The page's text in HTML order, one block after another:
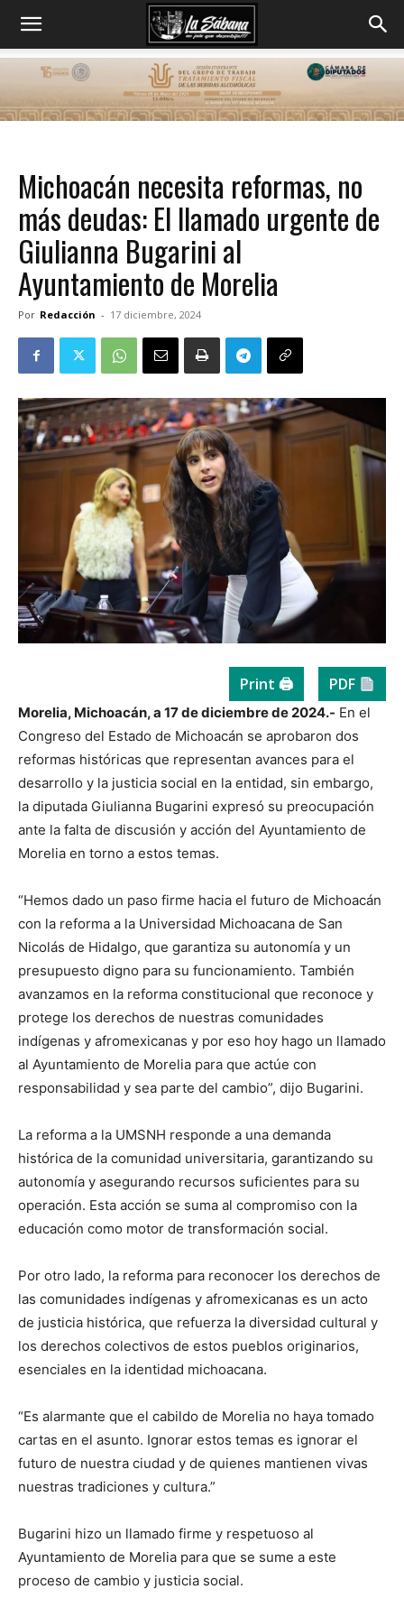
Michoacán necesita reformas, no
más deudas: El llamado urgente de
Giulianna Bugarini al
Ayuntamiento de Morelia
Por Redacción - 17 diciembre, 2024
Print 🖨 PDF
Morelia, Michoacán, a 17 de diciembre de 2024.- En el
Congreso del Estado de Michoacán se aprobaron dos
reformas históricas que representan avances para el
desarrollo y la justicia social en la entidad, sin embargo,
la diputada Giulianna Bugarini expresó su preocupación
ante la falta de discusión y acción del Ayuntamiento de
Morelia en torno a estos temas.
“Hemos dado un paso firme hacia el futuro de Michoacán
con la reforma a la Universidad Michoacana de San
Nicolás de Hidalgo, que garantiza su autonomía y un
presupuesto digno para su funcionamiento. También
avanzamos en la reforma constitucional que reconoce y
protege los derechos de nuestras comunidades
indígenas y afromexicanas y por eso hoy hago un llamado
al Ayuntamiento de Morelia para que actúe con
responsabilidad y sea parte del cambio”, dijo Bugarini.
La reforma a la UMSNH responde a una demanda
histórica de la comunidad universitaria, garantizando su
autonomía y asegurando recursos suficientes para su
operación. Esta acción se suma al compromiso con la
educación como motor de transformación social.
Por otro lado, la reforma para reconocer los derechos de
las comunidades indígenas y afromexicanas es un acto
de justicia histórica, que refuerza la diversidad cultural y
los derechos colectivos de estos pueblos originarios,
esenciales en la identidad michoacana.
“Es alarmante que el cabildo de Morelia no haya tomado
cartas en el asunto. Ignorar estos temas es ignorar el
futuro de nuestra ciudad y de quienes mantienen vivas
nuestras tradiciones y cultura.”
Bugarini hizo un llamado firme y respetuoso al
Ayuntamiento de Morelia para que se sume a este
proceso de cambio y justicia social.